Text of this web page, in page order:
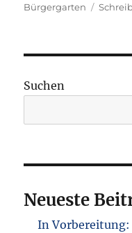
am
Bürgergarten
Suchen
Neueste
In Vorbereitung: